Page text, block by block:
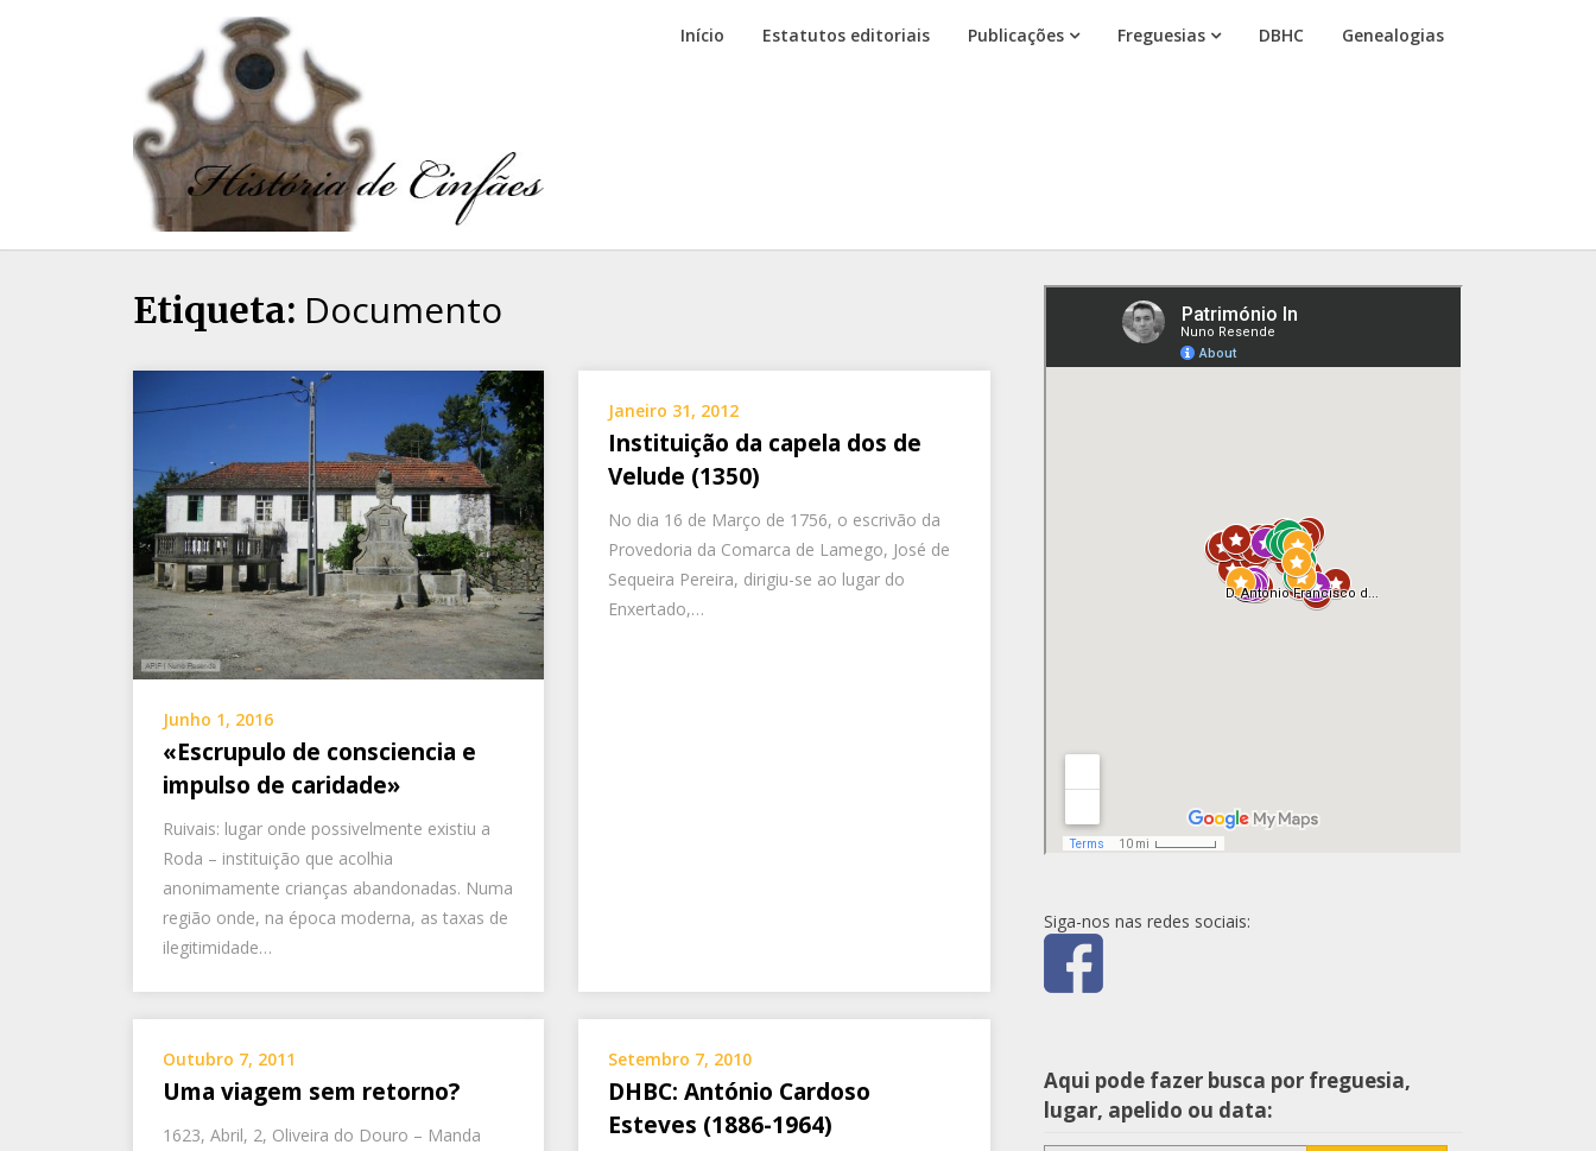
Início Estatutos editoriais Publicações Freguesias DBHC Genealogias
Etiqueta: Documento
Junho 1, 2016
«Escrupulo de consciencia e
impulso de caridade»
Ruivais: lugar onde possivelmente existiu a
Roda – instituição que acolhia
anonimamente crianças abandonadas. Numa
região onde, na época moderna, as taxas de
ilegitimidade…
Janeiro 31, 2012
Instituição da capela dos de
Velude (1350)
No dia 16 de Março de 1756, o escrivão da
Provedoria da Comarca de Lamego, José de
Sequeira Pereira, dirigiu-se ao lugar do
Enxertado,…
Outubro 7, 2011
Uma viagem sem retorno?
1623, Abril, 2, Oliveira do Douro – Manda
Setembro 7, 2010
DHBC: António Cardoso
Esteves (1886-1964)
Siga-nos nas redes sociais:
Aqui pode fazer busca por freguesia,
lugar, apelido ou data: